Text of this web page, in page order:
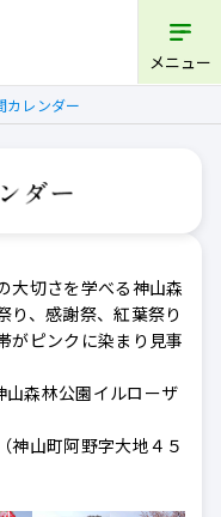
メニュー
カレンダー
大切さを学べる神山森
り、感謝祭、紅葉祭り
がピンクに染まり見事
森林公園イルローザ
神山町阿野字大地４５